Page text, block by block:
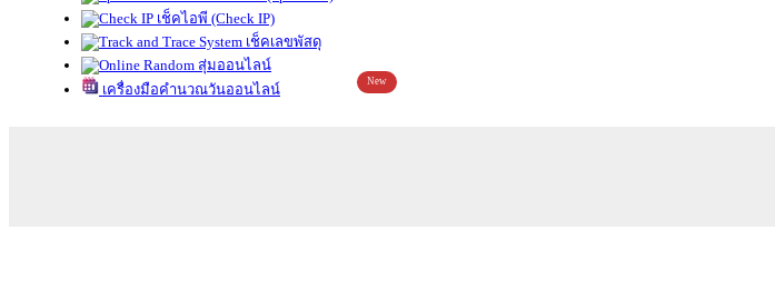
เช็คไอพี (Check IP)
เช็คเลขพัสดุ
สุ่มออนไลน์
เครื่องมือคำนวณวันออนไลน์
New